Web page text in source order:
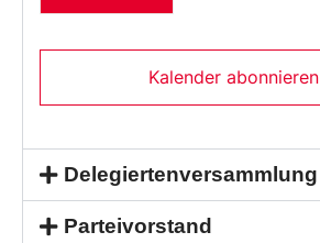
Kalender abonnieren
Delegiertenversammlung
Parteivorstand